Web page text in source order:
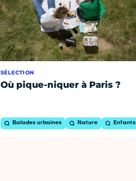
SÉLECTION
Où pique-niquer à Paris ?
Balades urbaines Nature Enfants